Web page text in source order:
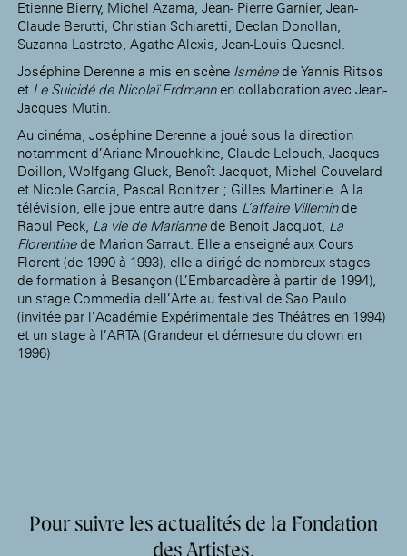
Etienne Bierry, Michel Azama, Jean- Pierre Garnier, Jean-
Claude Berutti, Christian Schiaretti, Declan Donollan,
Suzanna Lastreto, Agathe Alexis, Jean-Louis Quesnel.
Joséphine Derenne a mis en scène Ismènede Yannis Ritsos
et Le Suicidé de Nicolaï Erdmannen collaboration avec Jean-
Jacques Mutin.
Au cinéma, Joséphine Derenne a joué sous la direction
notamment d’Ariane Mnouchkine, Claude Lelouch, Jacques
Doillon, Wolfgang Gluck, Benoît Jacquot, Michel Couvelard
et Nicole Garcia, Pascal Bonitzer ; Gilles Martinerie. A la
télévision, elle joue entre autre dans L’affaire Villeminde
Raoul Peck, La vie de Marianne de Benoit Jacquot, La
Florentinede Marion Sarraut. Elle a enseigné aux Cours
Florent (de 1990 à 1993), elle a dirigé de nombreux stages
de formation à Besançon (L’Embarcadère à partir de 1994),
un stage Commedia dell’Arte au festival de Sao Paulo
(invitée par l’Académie Expérimentale des Théâtres en 1994)
et un stage à l’ARTA (Grandeur et démesure du clown en
1996)
Pour suivre les actualités de la Fondation
des Artistes,